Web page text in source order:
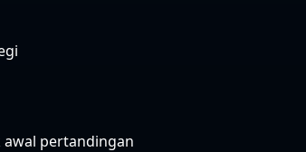
awal pertandingan